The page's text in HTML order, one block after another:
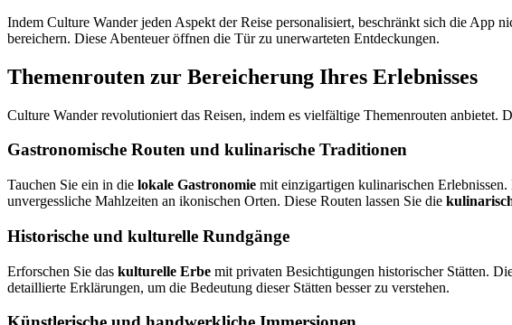
Indem Culture Wander jeden Aspekt der Reise personalisiert, beschränkt sich die App
bereichern. Diese Abenteuer öffnen die Tür zu unerwarteten Entdeckungen.
Themenrouten zur Bereicherung Ihres Erlebnisses
Culture Wander revolutioniert das Reisen, indem es vielfältige Themenrouten
Gastronomische Routen und kulinarische Traditionen
Tauchen Sie ein in die lokale Gastronomie mit einzigartigen kulinarischen
unvergessliche Mahlzeiten an ikonischen Orten. Diese Routen lassen Sie die
Historische und kulturelle Rundgänge
Erforschen Sie das kulturelle Erbe mit privaten Besichtigungen historischer Stätten.
detaillierte Erklärungen, um die Bedeutung dieser Stätten besser zu verstehen.